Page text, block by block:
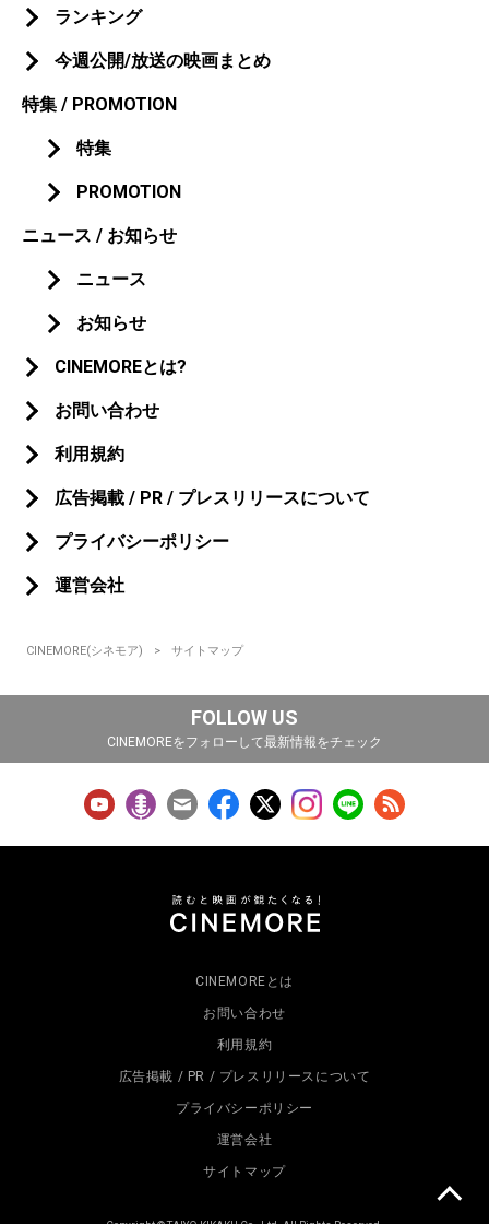
ランキング
今週公開/放送の映画まとめ
特集 / PROMOTION
特集
PROMOTION
ニュース / お知らせ
ニュース
お知らせ
CINEMOREとは?
お問い合わせ
利用規約
広告掲載 / PR / プレスリリースについて
プライバシーポリシー
運営会社
CINEMORE(シネモア) サイトマップ
FOLLOW US
CINEMOREをフォローして最新情報をチェック
CINEMOREとは
お問い合わせ
利用規約
広告掲載 / PR / プレスリリースについて
プライバシーポリシー
運営会社
サイトマップ